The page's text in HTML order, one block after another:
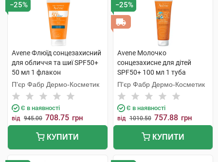
−25%
Avene Флюїд сонцезахисний
для обличчя та шиї SPF50+
50 мл 1 флакон
П'єр Фабр Дермо-Косметик
Є в наявності
від 945.00 708.75 грн
КУПИТИ
−25%
Avene Молочко
сонцезахисне для дітей
SPF50+ 100 мл 1 туба
П'єр Фабр Дермо-Косметик
Є в наявності
від 1010.50 757.88 грн
КУПИТИ